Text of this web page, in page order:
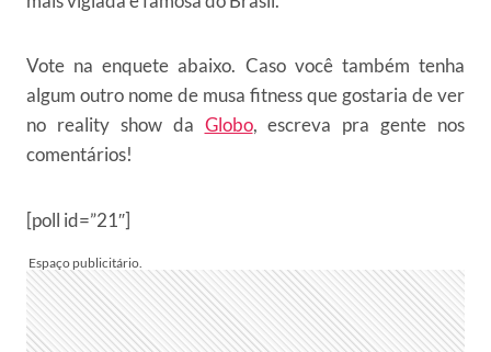
Vote na enquete abaixo. Caso você também tenha
algum outro nome de musa fitness que gostaria de ver
no reality show da Globo, escreva pra gente nos
comentários!
[poll id=”21″]